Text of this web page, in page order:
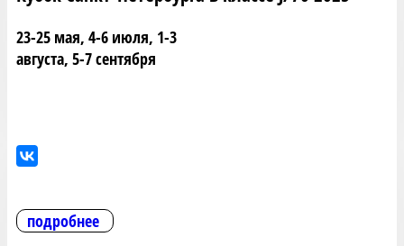
23-25 мая, 4-6 июля, 1-3
августа, 5-7 сентября
подробнее